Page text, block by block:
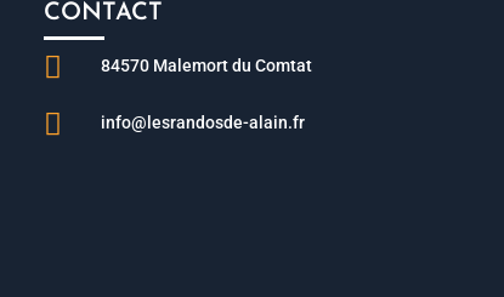
CONTACT
 84570 Malemort du Comtat
 info@lesrandosde-alain.fr